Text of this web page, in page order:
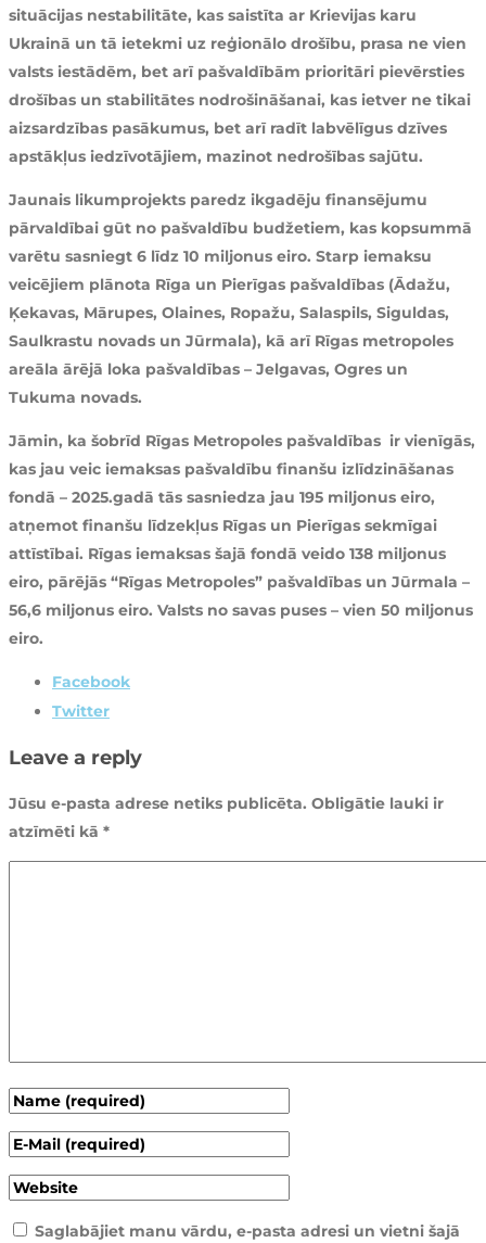
situācijas nestabilitāte, kas saistīta ar Krievijas karu
Ukrainā un tā ietekmi uz reģionālo drošību, prasa ne vien
valsts iestādēm, bet arī pašvaldībām prioritāri pievērsties
drošības un stabilitātes nodrošināšanai, kas ietver ne tikai
aizsardzības pasākumus, bet arī radīt labvēlīgus dzīves
apstākļus iedzīvotājiem, mazinot nedrošības sajūtu.
Jaunais likumprojekts paredz ikgadēju finansējumu
pārvaldībai gūt no pašvaldību budžetiem, kas kopsummā
varētu sasniegt 6 līdz 10 miljonus eiro. Starp iemaksu
veicējiem plānota Rīga un Pierīgas pašvaldības (Ādažu,
Ķekavas, Mārupes, Olaines, Ropažu, Salaspils, Siguldas,
Saulkrastu novads un Jūrmala), kā arī Rīgas metropoles
areāla ārējā loka pašvaldības – Jelgavas, Ogres un
Tukuma novads.
Jāmin, ka šobrīd Rīgas Metropoles pašvaldības ir vienīgās,
kas jau veic iemaksas pašvaldību finanšu izlīdzināšanas
fondā – 2025.gadā tās sasniedza jau 195 miljonus eiro,
atņemot finanšu līdzekļus Rīgas un Pierīgas sekmīgai
attīstībai. Rīgas iemaksas šajā fondā veido 138 miljonus
eiro, pārējās “Rīgas Metropoles” pašvaldības un Jūrmala –
56,6 miljonus eiro. Valsts no savas puses – vien 50 miljonus
eiro.
Facebook
Twitter
Leave a reply
Jūsu e-pasta adrese netiks publicēta. Obligātie lauki ir
atzīmēti kā *
Saglabājiet manu vārdu, e-pasta adresi un vietni šajā